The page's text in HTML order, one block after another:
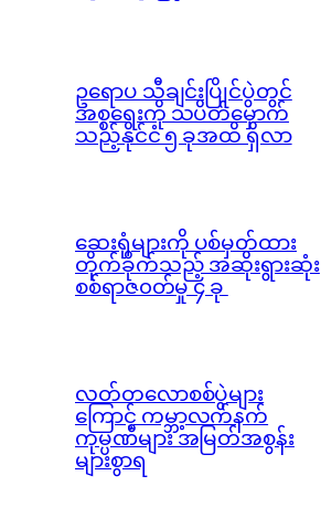
ဥရောပ သီချင်းပြိုင်ပွဲတွင်
အစ္စရေးကို သပိတ်မှောက်
သည့်နိုင်ငံ ၅ ခုအထိ ရှိလာ
ဆေးရုံများကို ပစ်မှတ်ထား
တိုက်ခိုက်သည့် အဆိုးရွားဆုံး
စစ်ရာဇ၀တ်မှု ၄ ခု
လတ်တလောစစ်ပွဲများ
ကြောင့် ကမ္ဘာ့လက်နက်
ကုမ္ပဏီများ အမြတ်အစွန်း
များစွာရ